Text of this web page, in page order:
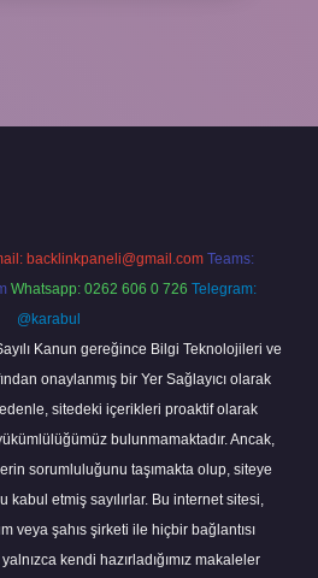
backlinkpaneli@gmail.com Teams:
Whatsapp: 0262 606 0 726 Telegram:
@karabul
Kanun gereğince Bilgi Teknolojileri ve
onaylanmış bir Yer Sağlayıcı olarak
sitedeki içerikleri proaktif olarak
bulunmamaktadır. Ancak,
sorumluluğunu taşımakta olup, siteye
etmiş sayılırlar. Bu internet sitesi,
veya şahıs şirketi ile hiçbir bağlantısı
kendi hazırladığımız makaleler